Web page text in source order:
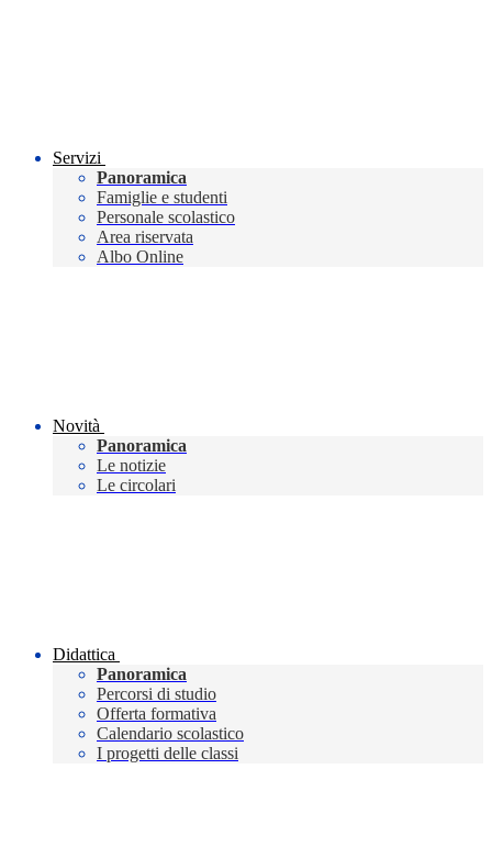
Servizi
Panoramica
Famiglie e studenti
Personale scolastico
Area riservata
Albo Online
Novità
Panoramica
Le notizie
Le circolari
Didattica
Panoramica
Percorsi di studio
Offerta formativa
Calendario scolastico
I progetti delle classi